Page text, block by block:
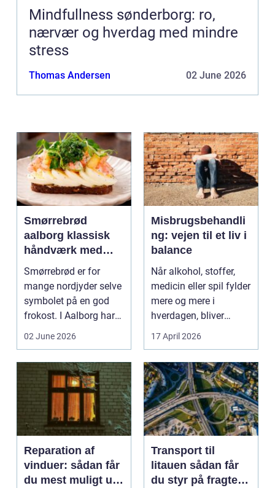
Mindfullness sønderborg: ro,
nærvær og hverdag med mindre
stress
Thomas Andersen 02 June 2026
Smørrebrød
aalborg klassisk
håndværk med
moderne twist
Smørrebrød er for
mange nordjyder selve
symbolet på en god
frokost. I Aalborg har
den klassiske spis...
02 June 2026
Misbrugsbehandli
ng: vejen til et liv i
balance
Når alkohol, stoffer,
medicin eller spil fylder
mere og mere i
hverdagen, bliver
grænsen...
17 April 2026
Reparation af
vinduer: sådan får
du mest muligt ud
Transport til
litauen sådan får
du styr på fragten